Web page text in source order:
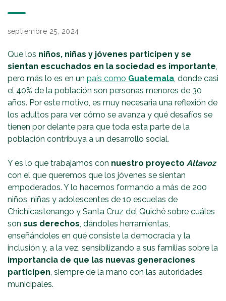
septiembre 25, 2024
Que los niños, niñas y jóvenes participen y se
sientan escuchados en la sociedad es importante
pero más lo es en un país como Guatemala , donde casi
el 40% de la población son personas menores de 30
años. Por este motivo, es muy necesaria una reflexión de
los adultos para ver cómo se avanza y qué desafíos se
tienen por delante para que toda esta parte de la
población contribuya a un desarrollo social.
Y es lo que trabajamos con nuestro proyecto Altavoz
con el que queremos que los jóvenes se sientan
empoderados. Y lo hacemos formando a más de 200
niños, niñas y adolescentes de 10 escuelas de
Chichicastenango y Santa Cruz del Quiché sobre cuáles
son sus derechos , dándoles herramientas,
enseñándoles en qué consiste la democracia y la
inclusión y, a la vez, sensibilizando a sus familias sobre la
importancia de que las nuevas generaciones
participen , siempre de la mano con las autoridades
municipales.